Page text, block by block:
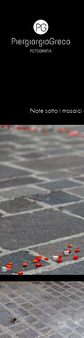
Note sotto i mosaici